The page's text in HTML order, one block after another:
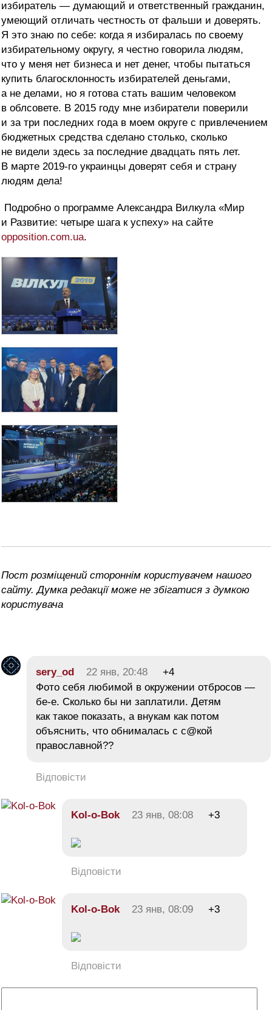
избиратель — думающий и ответственный гражданин,
умеющий отличать честность от фальши и доверять.
Я это знаю по себе: когда я избиралась по своему
избирательному округу, я честно говорила людям,
что у меня нет бизнеса и нет денег, чтобы пытаться
купить благосклонность избирателей деньгами,
а не делами, но я готова стать вашим человеком
в облсовете. В 2015 году мне избиратели поверили
и за три последних года в моем округе с привлечением
бюджетных средства сделано столько, сколько
не видели здесь за последние двадцать пять лет.
В марте 2019-го украинцы доверят себя и страну
людям дела!
Подробно о программе Александра Вилкула «Мир
и Развитие: четыре шага к успеху» на сайте
opposition.com.ua.
Пост розміщений стороннім користувачем нашого
сайту. Думка редакції може не збігатися з думкою
користувача
sery_od 22 янв, 20:48
+4
Фото себя любимой в окружении отбросов —
бе-е. Сколько бы ни заплатили. Детям
как такое показать, а внукам как потом
объяснить, что обнималась с с@кой
православной??
Відповісти
Kol-o-Bok 23 янв, 08:08 +3
Відповісти
Kol-o-Bok 23 янв, 08:09 +3
Відповісти